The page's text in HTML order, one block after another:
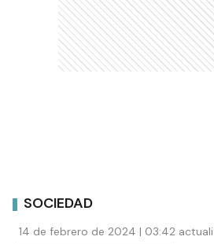
SOCIEDAD
14 de febrero de 2024 | 03:42